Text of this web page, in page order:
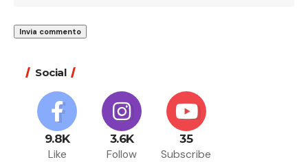
Social
9.8K
Like
3.6K
Follow
35
Subscribe